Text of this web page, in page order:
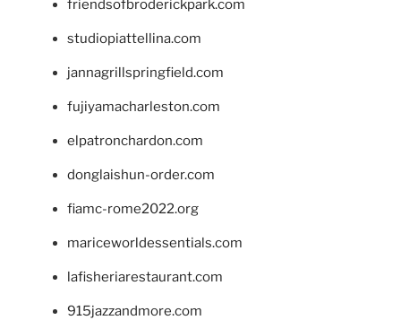
friendsofbroderickpark.com
studiopiattellina.com
jannagrillspringfield.com
fujiyamacharleston.com
elpatronchardon.com
donglaishun-order.com
fiamc-rome2022.org
mariceworldessentials.com
lafisheriarestaurant.com
915jazzandmore.com